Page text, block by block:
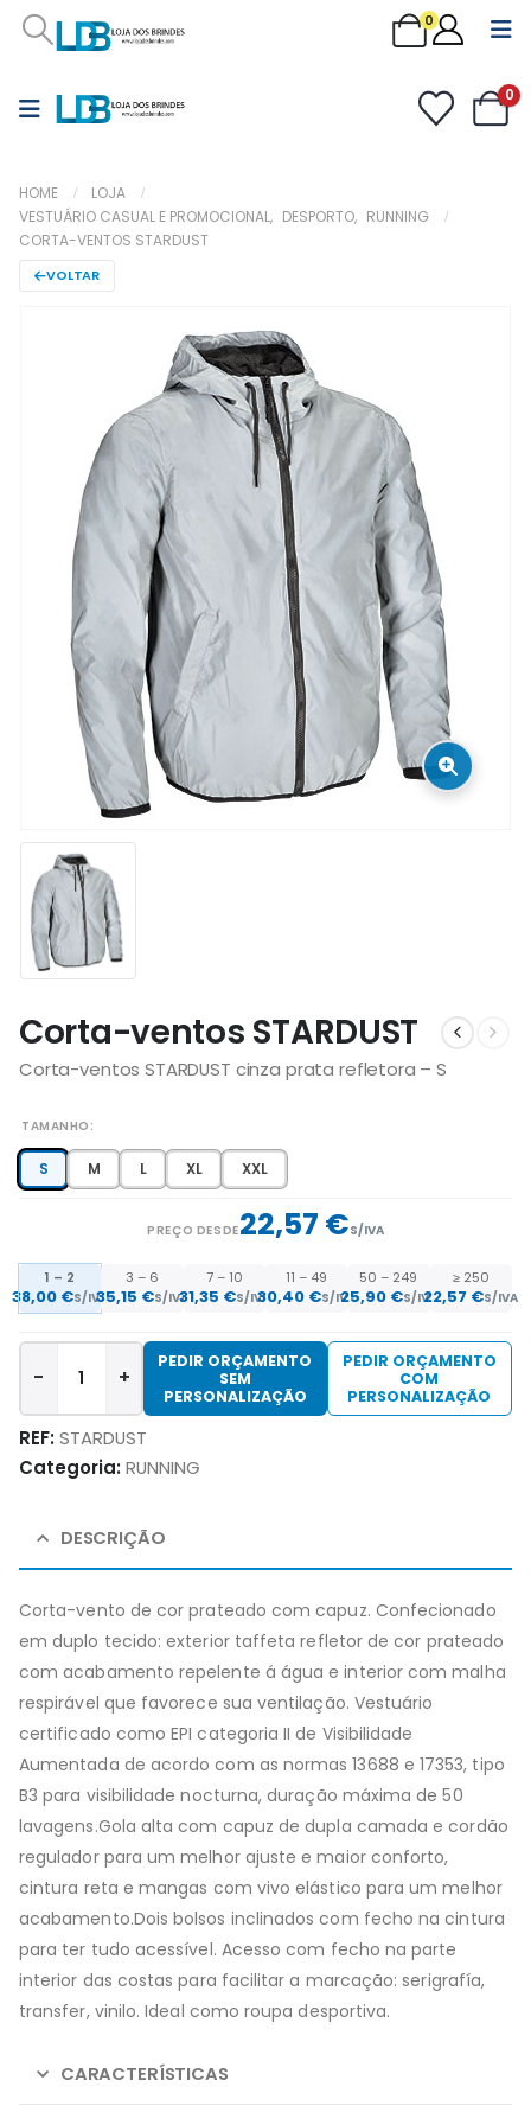
0
0
HOME
LOJA
VESTUÁRIO CASUAL E PROMOCIONAL, DESPORTO, RUNNING
CORTA-VENTOS STARDUST
VOLTAR
Corta-ventos STARDUST
Corta-ventos STARDUST cinza prata refletora – S
TAMANHO
S M L XL XXL
PREÇO DESDE22,57 €S/IVA
1 – 2
38,00 €S/IVA
3 – 6
35,15 €S/IVA
7 – 10
31,35 €S/IVA
11 – 49
30,40 €S/IVA
50 – 249
25,90 €S/IVA
≥ 250
22,57 €S/IVA
- +
PEDIR ORÇAMENTO
SEM
PERSONALIZAÇÃO
PEDIR ORÇAMENTO
COM
PERSONALIZAÇÃO
REF:STARDUST
Categoria:RUNNING
DESCRIÇÃO
Corta-vento de cor prateado com capuz. Confecionado
em duplo tecido: exterior taffeta refletor de cor prateado
com acabamento repelente á água e interior com malha
respirável que favorece sua ventilação. Vestuário
certificado como EPI categoria II de Visibilidade
Aumentada de acordo com as normas 13688 e 17353, tipo
B3 para visibilidade nocturna, duração máxima de 50
lavagens.Gola alta com capuz de dupla camada e cordão
regulador para um melhor ajuste e maior conforto,
cintura reta e mangas com vivo elástico para um melhor
acabamento.Dois bolsos inclinados com fecho na cintura
para ter tudo acessível. Acesso com fecho na parte
interior das costas para facilitar a marcação: serigrafía,
transfer, vinilo. Ideal como roupa desportiva.
CARACTERÍSTICAS